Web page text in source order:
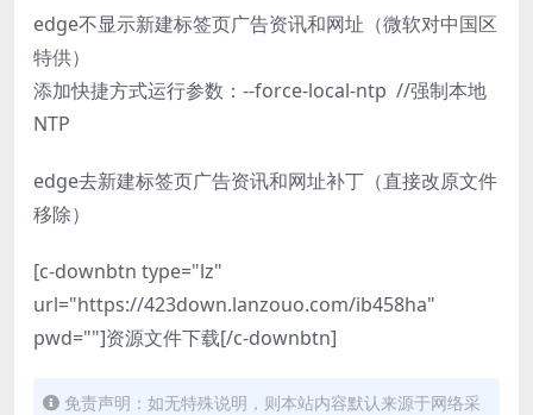
edge不显示新建标签页广告资讯和网址（微软对中国区
特供）
添加快捷方式运行参数：--force-local-ntp //强制本地
NTP
edge去新建标签页广告资讯和网址补丁（直接改原文件
移除）
[c-downbtn type="lz"
url="https://423down.lanzouo.com/ib458ha"
pwd=""]资源文件下载[/c-downbtn]
免责声明：如无特殊说明，则本站内容默认来源于网络采